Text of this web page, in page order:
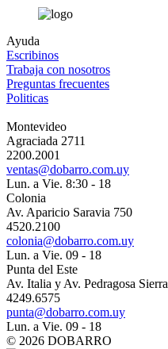
Ayuda
Escribinos
Trabaja con nosotros
Preguntas frecuentes
Politicas
Montevideo
Agraciada 2711
2200.2001
ventas@dobarro.com.uy
Lun. a Vie. 8:30 - 18
Colonia
Av. Aparicio Saravia 750
4520.2100
colonia@dobarro.com.uy
Lun. a Vie. 09 - 18
Punta del Este
Av. Italia y Av. Pedragosa Sierra
4249.6575
punta@dobarro.com.uy
Lun. a Vie. 09 - 18
© 2026 DOBARRO